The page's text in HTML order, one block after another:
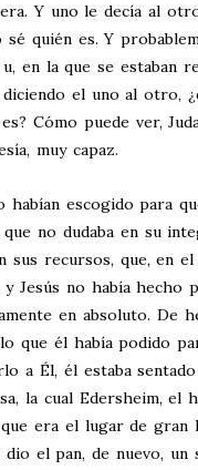
Y uno le decía al
sé quién es. Y
en la que se estaban
el uno al otro,
Cómo puede ver,
muy capaz.
habían escogido para
no dudaba en su
sus recursos, que, en
y Jesús no había hecho
en absoluto. De
que él había podido
a Él, él estaba
la cual Edersheim, el
era el lugar de gran
dio el pan, de nuevo, un